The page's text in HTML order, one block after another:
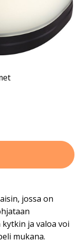
jossa on
ja valoa voi
mukana.